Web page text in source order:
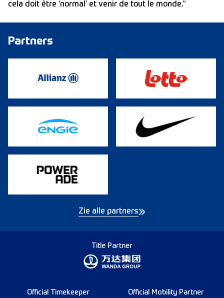
cela doit être ‘normal’ et venir de tout le monde.”
Partners
Zie alle partners
Title Partner
Official Timekeeper Official Mobility Partner